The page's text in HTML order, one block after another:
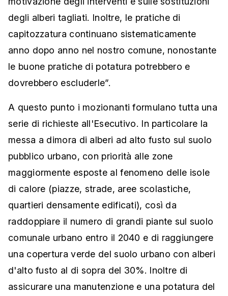
degli alberi tagliati. Inoltre, le pratiche di
capitozzatura continuano sistematicamente
anno dopo anno nel nostro comune, nonostante
le buone pratiche di potatura potrebbero e
dovrebbero escluderle”.
A questo punto i mozionanti formulano tutta una
serie di richieste all'Esecutivo. In particolare la
messa a dimora di alberi ad alto fusto sul suolo
pubblico urbano, con priorità alle zone
maggiormente esposte al fenomeno delle isole
di calore (piazze, strade, aree scolastiche,
quartieri densamente edificati), così da
raddoppiare il numero di grandi piante sul suolo
comunale urbano entro il 2040 e di raggiungere
una copertura verde del suolo urbano con alberi
d'alto fusto al di sopra del 30%. Inoltre di
assicurare una manutenzione e una potatura del